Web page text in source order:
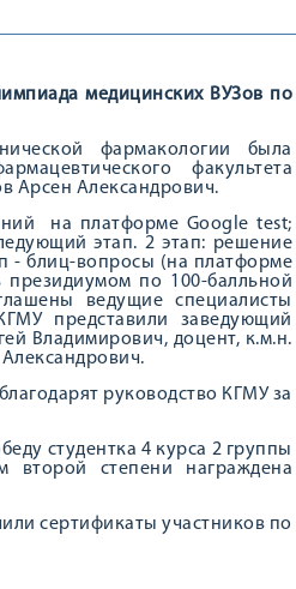
медицинских ВУЗов по
фармакологии была
факультета
Арсен Александрович.
на платформе Google test;
этап. 2 этап: решение
- блиц-вопросы (на платформе
по 100-балльной
ведущие специалисты
представили заведующий
Владимирович, доцент, к.м.н.
руководство КГМУ за
студентка 4 курса 2 группы
второй степени награждена
сертификаты участников по